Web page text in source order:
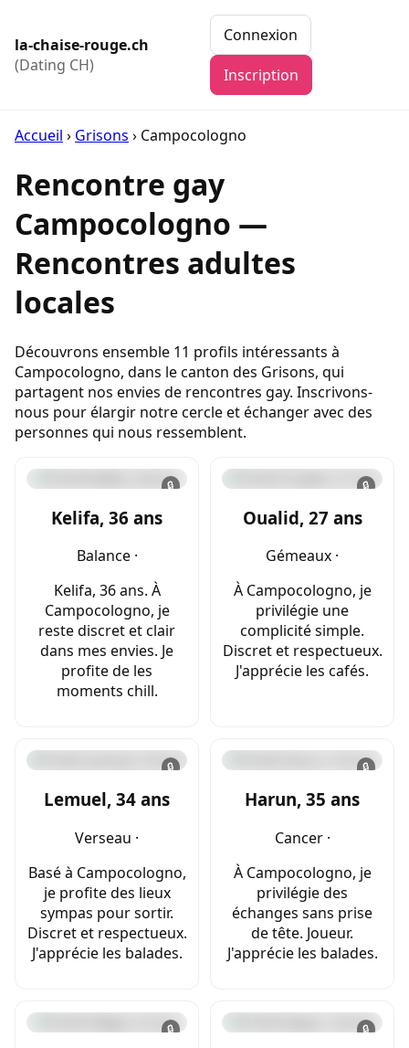
la-chaise-rouge.ch
(Dating CH)
Connexion
Inscription
Accueil › Grisons › Campocologno
Rencontre gay
Campocologno —
Rencontres adultes
locales
Découvrons ensemble 11 profils intéressants à
Campocologno, dans le canton des Grisons, qui
partagent nos envies de rencontres gay. Inscrivons-
nous pour élargir notre cercle et échanger avec des
personnes qui nous ressemblent.
🔒
Kelifa, 36 ans
Balance ·
Kelifa, 36 ans. À
Campocologno, je
reste discret et clair
dans mes envies. Je
profite de les
moments chill.
🔒
Oualid, 27 ans
Gémeaux ·
À Campocologno, je
privilégie une
complicité simple.
Discret et respectueux.
J'apprécie les cafés.
🔒
Lemuel, 34 ans
Verseau ·
Basé à Campocologno,
je profite des lieux
sympas pour sortir.
Discret et respectueux.
J'apprécie les balades.
🔒
Harun, 35 ans
Cancer ·
À Campocologno, je
privilégie des
échanges sans prise
de tête. Joueur.
J'apprécie les balades.
🔒 🔒